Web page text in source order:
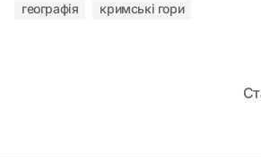
географія кримські гори